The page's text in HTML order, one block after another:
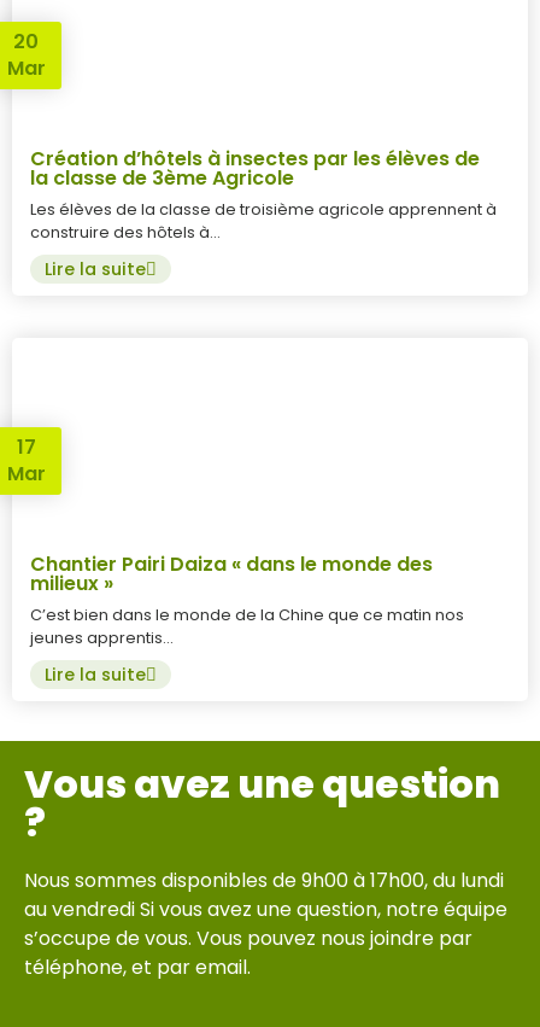
20
Mar
Création d’hôtels à insectes par les élèves de
la classe de 3ème Agricole
Les élèves de la classe de troisième agricole apprennent à
construire des hôtels à…
Lire la suite
17
Mar
Chantier Pairi Daiza « dans le monde des
milieux »
C’est bien dans le monde de la Chine que ce matin nos
jeunes apprentis…
Lire la suite
Vous avez une question
?
Nous sommes disponibles de 9h00 à 17h00, du lundi
au vendredi Si vous avez une question, notre équipe
s’occupe de vous. Vous pouvez nous joindre par
téléphone, et par email.